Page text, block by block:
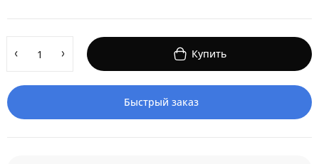
Купить
Быстрый заказ